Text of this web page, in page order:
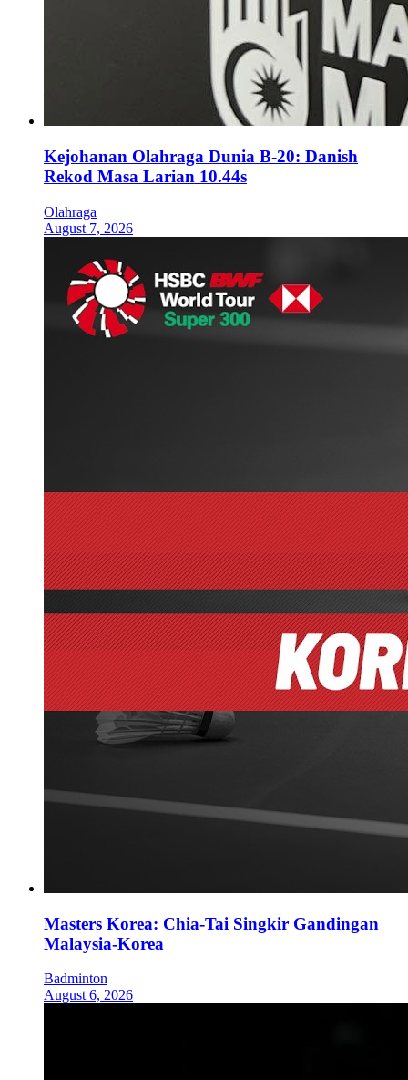
Kejohanan Olahraga Dunia B-20: Danish
Rekod Masa Larian 10.44s
Olahraga
August 7, 2026
Masters Korea: Chia-Tai Singkir Gandingan
Malaysia-Korea
Badminton
August 6, 2026